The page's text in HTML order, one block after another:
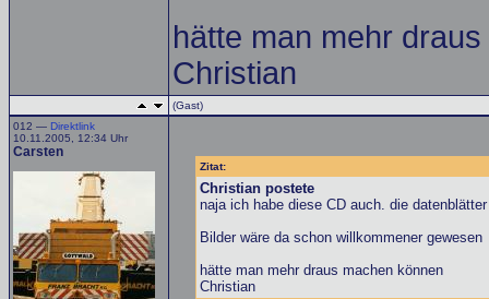
hätte man mehr
Christian
(Gast)
012 — Direktlink
10.11.2005, 12:34 Uhr
Carsten
Zitat:
Christian postete
naja ich habe diese CD auch. die
Bilder wäre da schon willkommener gewesen
hätte man mehr draus machen können
Christian